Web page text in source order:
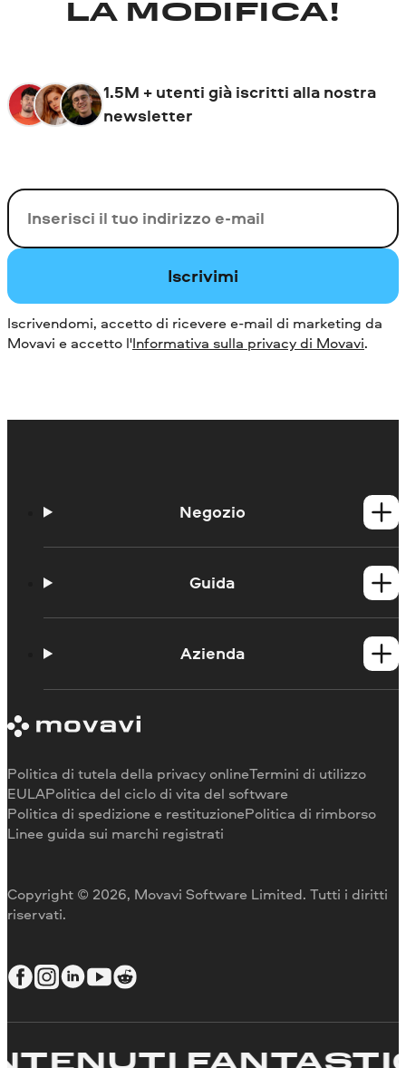
LA MODIFICA!
1.5M + utenti già iscritti alla nostra
newsletter
La tua e-mail
Iscrivimi
Iscrivendomi, accetto di ricevere e-mail di marketing da
Movavi e accetto l'Informativa sulla privacy di Movavi.
Negozio
Prodotti per Mac
Guida
Portale didattico
Limitazioni della versione di prova
Rimborso
Azienda
Testimonianze
Perché scegliere noi
Per il lavoro
Copyright © 2026, Movavi Software Limited. Tutti i diritti
riservati.
Politica di tutela della privacy onlineTermini di utilizzo
EULAPolitica del ciclo di vita del software
Politica di spedizione e restituzionePolitica di rimborso
Linee guida sui marchi registrati